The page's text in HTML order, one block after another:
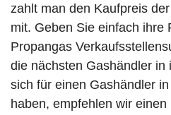
zahlt man den Kaufpreis
mit. Geben Sie einfach ihre
Propangas
die nächsten Gashändler in
sich für einen Gashändler
haben, empfehlen wir einen